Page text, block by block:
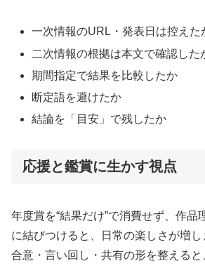
一次情報のURL・発表日は控えた
二次情報の根拠は本文で確認した
期間指定で結果を比較したか
断定語を避けたか
結論を「目安」で残したか
応援と鑑賞に生かす視点
年度賞を“結果だけ”で消費せず、作品
に結びつけると、日常の楽しさが増し
合意・言い回し・共有の形を整える